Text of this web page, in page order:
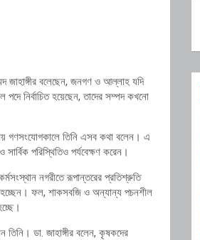
জাহাঙ্গীর বলেছেন, জনগণ ও আল্লাহ যদি
পদে নির্বাচিত হয়েছেন, তাদের সম্পদ কখনো
গণসংযোগকালে তিনি এসব কথা বলেন। এ
পরিস্থিতিও পর্যবেক্ষণ করেন।
নগরীতে রূপান্তরের প্রতিশ্রুতি
হচ্ছেন। ফল, শাকসবজি ও অন্যান্য পচনশীল
ডা. জাহাঙ্গীর বলেন, কৃষকদের